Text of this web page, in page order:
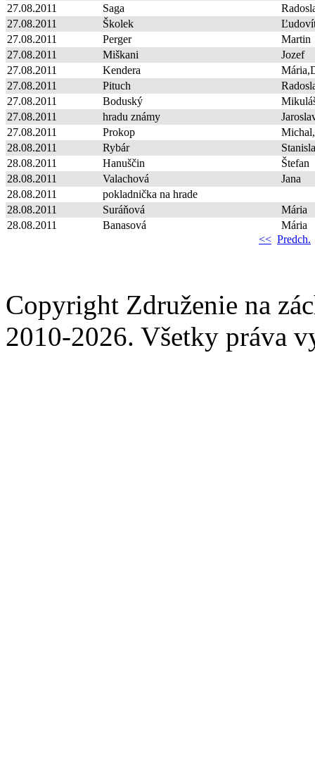
27.08.2011
Saga
27.08.2011
Školek
27.08.2011
Perger
Martin
27.08.2011
Miškani
Jozef
27.08.2011
Kendera
27.08.2011
Pituch
27.08.2011
Boduský
27.08.2011
hradu známy
27.08.2011
Prokop
28.08.2011
Rybár
28.08.2011
Hanuščin
Štefan
28.08.2011
Valachová
Jana
28.08.2011
pokladnička na hrade
28.08.2011
Suráňová
Mária
28.08.2011
Banasová
Mária
<< Predch.
Copyright Združenie na
2010-2026. Všetky práva